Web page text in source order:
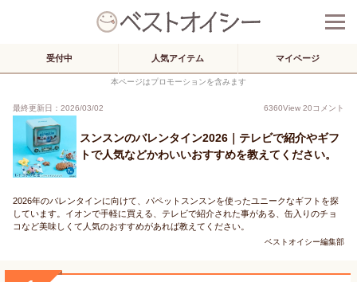
受付中 人気アイテム マイページ
本ページはプロモーションを含みます
最終更新日：2026/03/02 6360View 20コメント
スンスンのバレンタイン2026｜テレビで紹介やギフ
トで人気などかわいいおすすめを教えてください。
2026年のバレンタインに向けて、パペットスンスンを使ったユニークなギフトを探
しています。イオンで手軽に買える、テレビで紹介された事がある、缶入りのチョ
コなど美味しくて人気のおすすめがあれば教えてください。
ベストオイシー編集部